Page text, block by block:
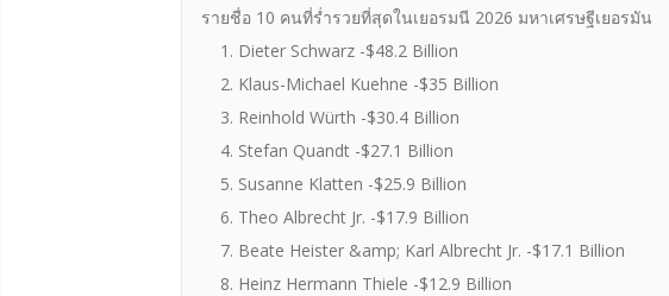
รายชื่อ 10 คนที่ร่ำรวยที่สุดในเยอรมนี 2026 มหาเศรษฐีเยอรมัน
1. Dieter Schwarz -$48.2 Billion
2. Klaus-Michael Kuehne -$35 Billion
3. Reinhold Würth -$30.4 Billion
4. Stefan Quandt -$27.1 Billion
5. Susanne Klatten -$25.9 Billion
6. Theo Albrecht Jr. -$17.9 Billion
7. Beate Heister &amp; Karl Albrecht Jr. -$17.1 Billion
8. Heinz Hermann Thiele -$12.9 Billion